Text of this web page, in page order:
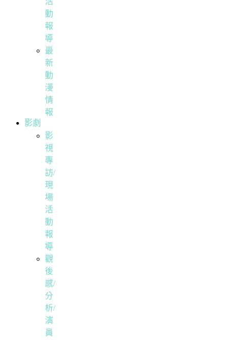
動
報
導
最
新
動
漫
情
報
影劇
影
視
專
訪/
現
場
活
動
報
導
觀
後
感/
分
析/
演
員